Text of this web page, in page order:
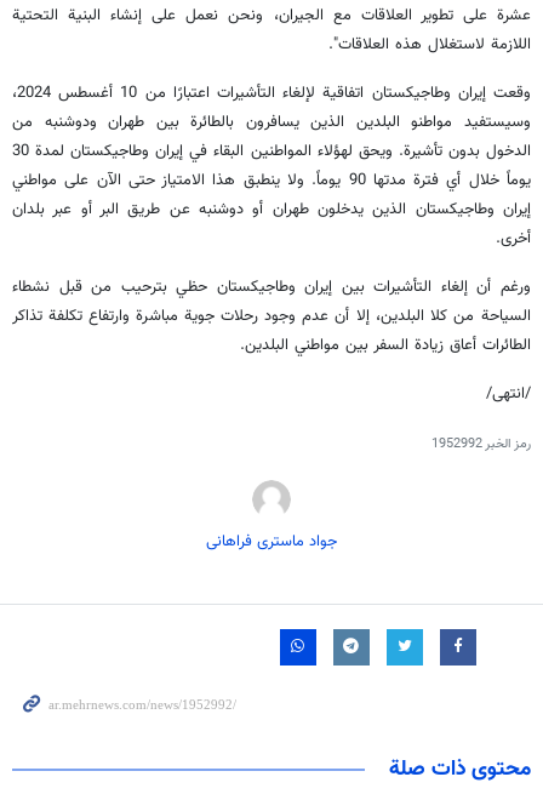
عشرة على تطوير العلاقات مع الجيران، ونحن نعمل على إنشاء البنية التحتية
اللازمة لاستغلال هذه العلاقات".
وقعت إيران وطاجيكستان اتفاقية لإلغاء التأشيرات اعتبارًا من 10 أغسطس 2024،
وسيستفيد مواطنو البلدين الذين يسافرون بالطائرة بين طهران ودوشنبه من
الدخول بدون تأشيرة. ويحق لهؤلاء المواطنين البقاء في إيران وطاجيكستان لمدة 30
يوماً خلال أي فترة مدتها 90 يوماً. ولا ينطبق هذا الامتياز حتى الآن على مواطني
إيران وطاجيكستان الذين يدخلون طهران أو دوشنبه عن طريق البر أو عبر بلدان
أخرى.
ورغم أن إلغاء التأشيرات بين إيران وطاجيكستان حظي بترحيب من قبل نشطاء
السياحة من كلا البلدين، إلا أن عدم وجود رحلات جوية مباشرة وارتفاع تكلفة تذاكر
الطائرات أعاق زيادة السفر بين مواطني البلدين.
/انتهى/
رمز الخبر1952992
جواد ماستری فراهانی
محتوى ذات صلة